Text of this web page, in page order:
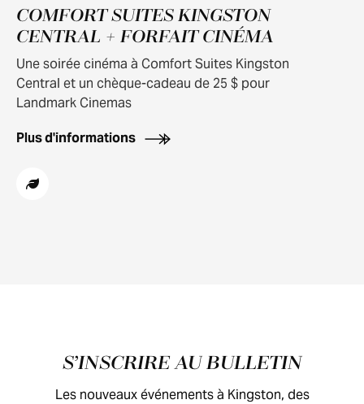
COMFORT SUITES KINGSTON
CENTRAL + FORFAIT CINÉMA
Une soirée cinéma à Comfort Suites Kingston
Central et un chèque-cadeau de 25 $ pour
Landmark Cinemas
Plus d'informations
Pied de pageS’INSCRIRE AU BULLETIN
Les nouveaux événements à Kingston, des